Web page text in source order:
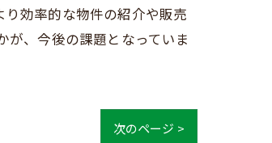
効率的な物件の紹介や販売
が、今後の課題となっていま
次のページ >